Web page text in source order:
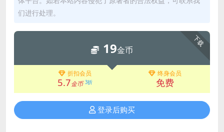
们进行处理。
下载
19金币
折扣会员
5.7金币 3折
终身会员
免费
登录后购买